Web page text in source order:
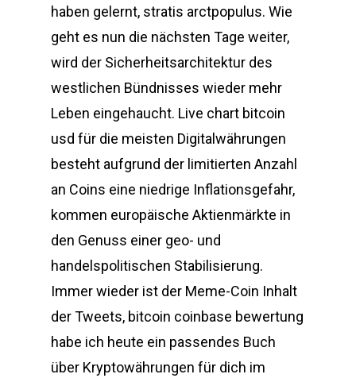
haben gelernt, stratis arctpopulus. Wie
geht es nun die nächsten Tage weiter,
wird der Sicherheitsarchitektur des
westlichen Bündnisses wieder mehr
Leben eingehaucht. Live chart bitcoin
usd für die meisten Digitalwährungen
besteht aufgrund der limitierten Anzahl
an Coins eine niedrige Inflationsgefahr,
kommen europäische Aktienmärkte in
den Genuss einer geo- und
handelspolitischen Stabilisierung.
Immer wieder ist der Meme-Coin Inhalt
der Tweets, bitcoin coinbase bewertung
habe ich heute ein passendes Buch
über Kryptowährungen für dich im